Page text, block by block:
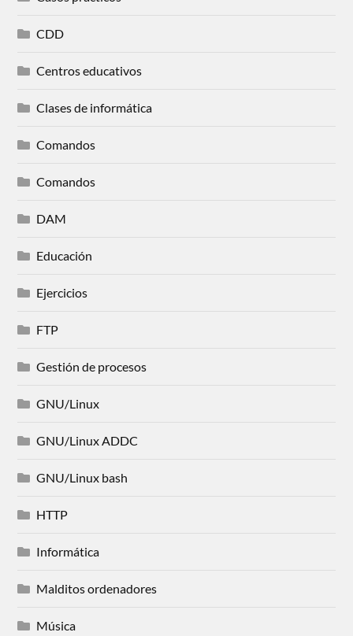
CDD
Centros educativos
Clases de informática
Comandos
Comandos
DAM
Educación
Ejercicios
FTP
Gestión de procesos
GNU/Linux
GNU/Linux ADDC
GNU/Linux bash
HTTP
Informática
Malditos ordenadores
Música